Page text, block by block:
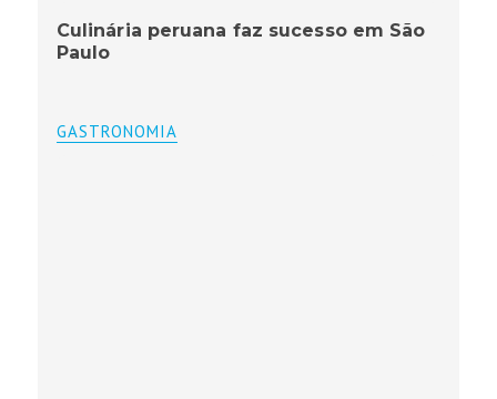
Culinária peruana faz sucesso em São
Paulo
GASTRONOMIA